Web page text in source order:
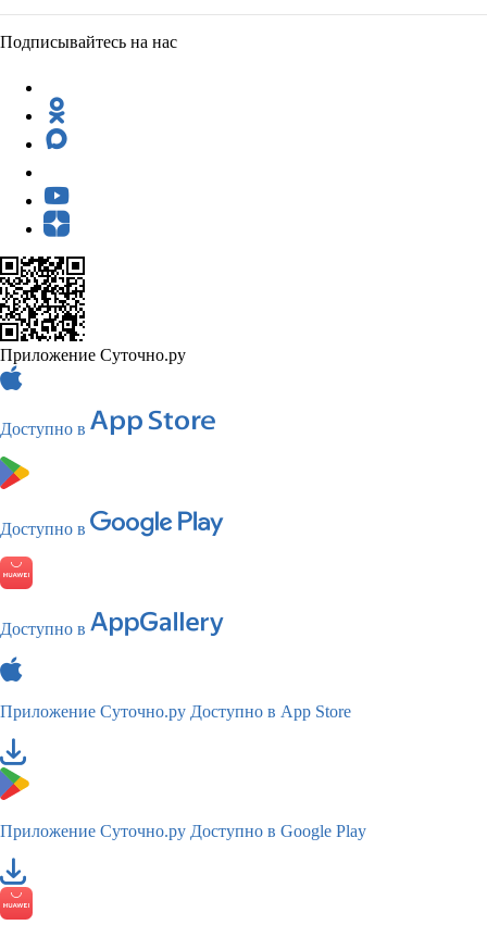
Подписывайтесь на нас
Приложение Суточно.ру
Доступно в
Доступно в
Доступно в
Приложение Суточно.ру Доступно в App Store
Приложение Суточно.ру Доступно в Google Play